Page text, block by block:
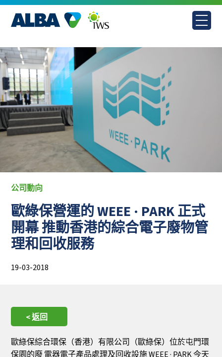
Skip
content
公司動向
歐綠保營運的 WEEE · PARK 正式
開幕 推動香港的綜合電子廢物管
理和回收服務
19-03-2018
< 返回
歐綠保綜合環保（香港）有限公司（歐綠保）位於屯門環
保園的廢 電器電子產品處理及回收設施 WEEE · PARK 今天